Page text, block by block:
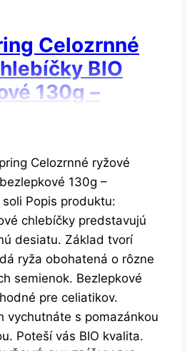
Celozrnné
BIO
130g –
Celozrnné ryžové
130g –
Popis produktu:
chlebíčky predstavujú
desiatu. Základ tvorí
ryža obohatená o rôzne
semienok. Bezlepkové
pre celiatikov.
vychutnáte s pomazánkou
Poteší vás BIO kvalita.